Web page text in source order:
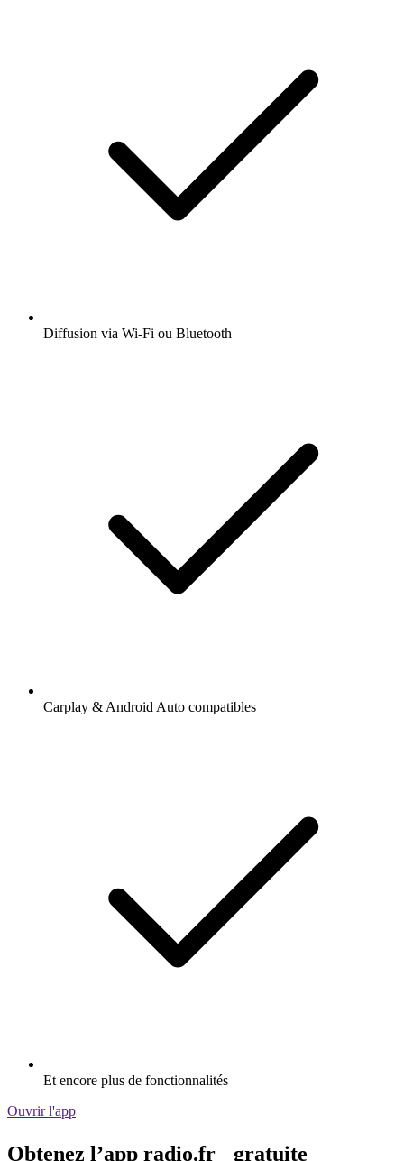
Diffusion via Wi-Fi ou Bluetooth
Carplay & Android Auto compatibles
Et encore plus de fonctionnalités
Ouvrir l'app
Obtenez l’app radio.fr gratuite